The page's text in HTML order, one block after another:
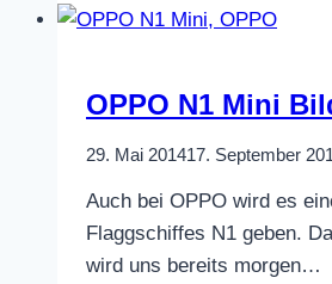
OPPO N1 Mini
29. Mai 201417. September
Auch bei OPPO wird es
Flaggschiffes N1 geben.
wird uns bereits morgen…